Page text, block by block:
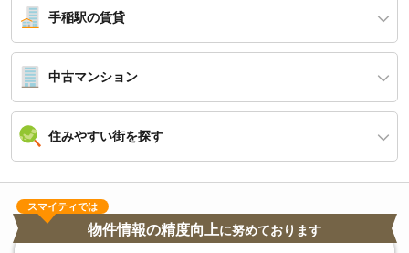
手稲駅の賃貸
中古マンション
住みやすい街を探す
スマイティでは
物件情報の精度向上に努めております